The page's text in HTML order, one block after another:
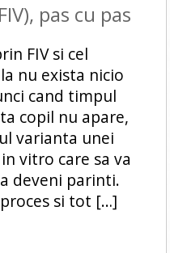
pas cu pas
FIV si cel
nu exista nicio
cand timpul
copil nu apare,
varianta unei
vitro care sa va
deveni parinti.
si tot […]